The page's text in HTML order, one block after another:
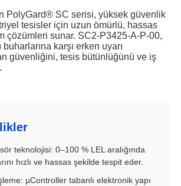
PolyGard® SC serisi, yüksek güvenlik
tesisler için uzun ömürlü, hassas
çözümleri sunar. SC2-P3425-A-P-00,
karşı erken uyarı
güvenliğini, tesis bütünlüğünü ve iş
teknolojisi: 0–100 % LEL aralığında
hızlı ve hassas şekilde tespit eder.
µController tabanlı elektronik yapı